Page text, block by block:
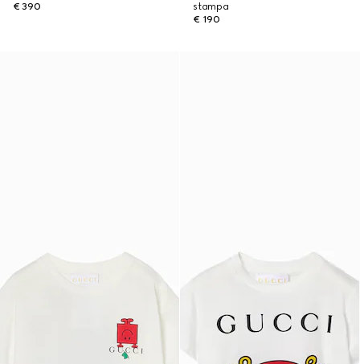
€ 390
stampa
€ 190